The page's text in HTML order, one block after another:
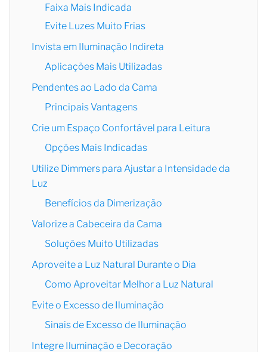
Faixa Mais Indicada
Evite Luzes Muito Frias
Invista em Iluminação Indireta
Aplicações Mais Utilizadas
Pendentes ao Lado da Cama
Principais Vantagens
Crie um Espaço Confortável para Leitura
Opções Mais Indicadas
Utilize Dimmers para Ajustar a Intensidade da
Luz
Benefícios da Dimerização
Valorize a Cabeceira da Cama
Soluções Muito Utilizadas
Aproveite a Luz Natural Durante o Dia
Como Aproveitar Melhor a Luz Natural
Evite o Excesso de Iluminação
Sinais de Excesso de Iluminação
Integre Iluminação e Decoração